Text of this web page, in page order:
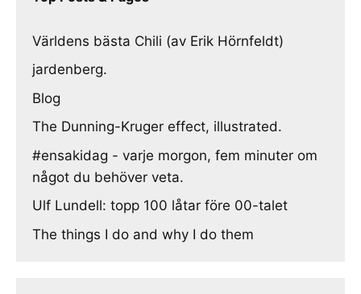
Världens bästa Chili (av Erik Hörnfeldt)
jardenberg.
Blog
The Dunning-Kruger effect, illustrated.
#ensakidag - varje morgon, fem minuter om
något du behöver veta.
Ulf Lundell: topp 100 låtar före 00-talet
The things I do and why I do them